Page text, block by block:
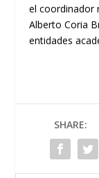
el coordinador
Alberto Coria
entidades
SHARE: